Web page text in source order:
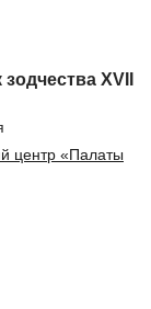
XVII
центр «Палаты